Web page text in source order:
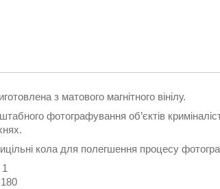
з матового магнітного вінілу.
фотографування об’єктів
кола для полегшення процесу